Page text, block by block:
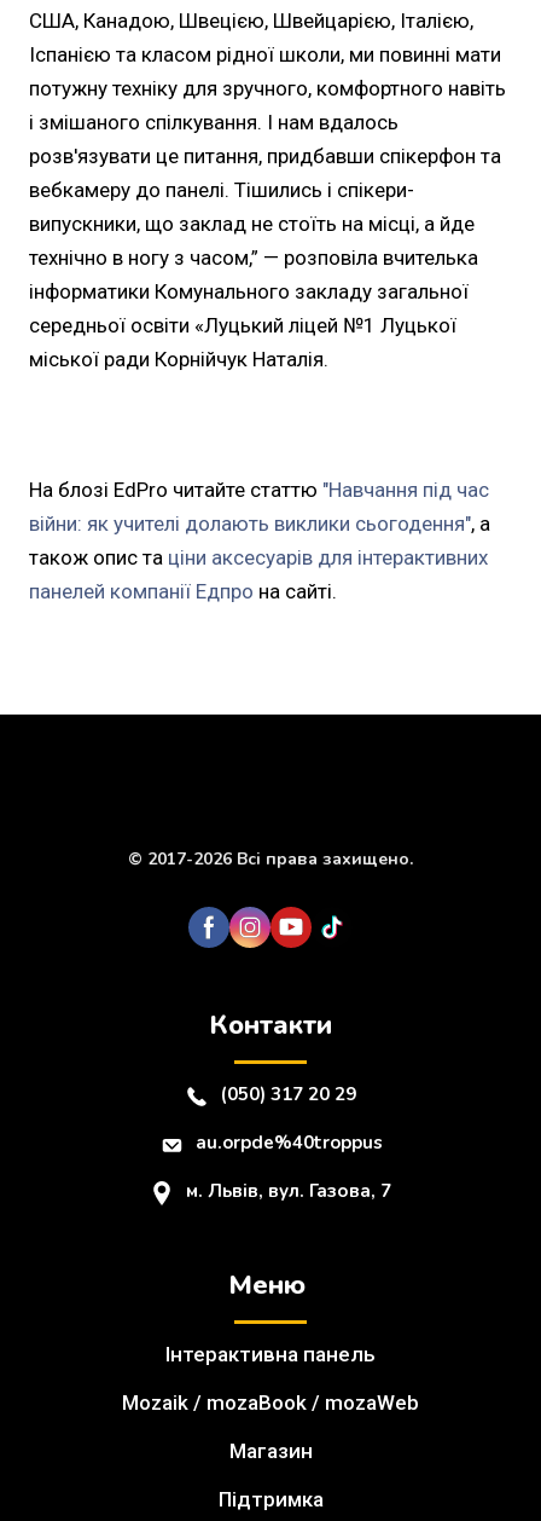
США, Канадою, Швецією, Швейцарією, Італією,
Іспанією та класом рідної школи, ми повинні мати
потужну техніку для зручного, комфортного навіть
і змішаного спілкування. І нам вдалось
розв'язувати це питання, придбавши спікерфон та
вебкамеру до панелі. Тішились і спікери-
випускники, що заклад не стоїть на місці, а йде
технічно в ногу з часом,” — розповіла вчителька
інформатики Комунального закладу загальної
середньої освіти «Луцький ліцей №1 Луцької
міської ради Корнійчук Наталія.
На блозі EdPro читайте статтю "Навчання під час
війни: як учителі долають виклики сьогодення", а
також опис та ціни аксесуарів для інтерактивних
панелей компанії Едпро на сайті.
© 2017-2026 Всі права захищено.
Контакти
(050) 317 20 29
au.orpde%40troppus
м. Львів, вул. Газова, 7
Меню
Інтерактивна панель
Mozaik / mozaBook / mozaWeb
Магазин
Підтримка